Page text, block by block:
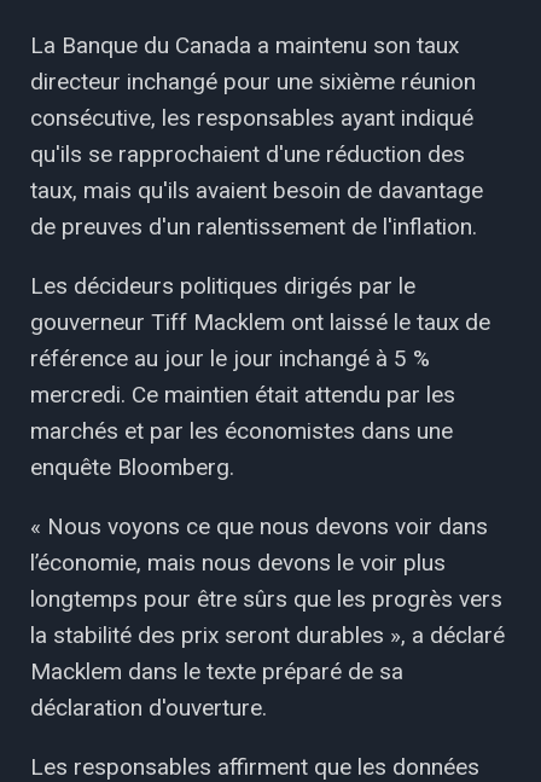
La Banque du Canada a maintenu son taux
directeur inchangé pour une sixième réunion
consécutive, les responsables ayant indiqué
qu'ils se rapprochaient d'une réduction des
taux, mais qu'ils avaient besoin de davantage
de preuves d'un ralentissement de l'inflation.
Les décideurs politiques dirigés par le
gouverneur Tiff Macklem ont laissé le taux de
référence au jour le jour inchangé à 5 %
mercredi. Ce maintien était attendu par les
marchés et par les économistes dans une
enquête Bloomberg.
« Nous voyons ce que nous devons voir dans
l’économie, mais nous devons le voir plus
longtemps pour être sûrs que les progrès vers
la stabilité des prix seront durables », a déclaré
Macklem dans le texte préparé de sa
déclaration d'ouverture.
Les responsables affirment que les données